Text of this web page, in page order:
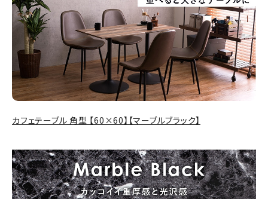
カフェテーブル 角型 【60×60】【マーブルブラック】